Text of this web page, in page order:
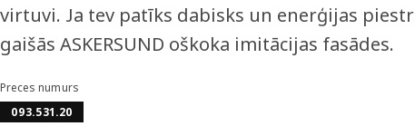
virtuvi. Ja tev patīks dabisks un enerģijas
gaišās ASKERSUND oškoka imitācijas fasādes.
Preces numurs
093.531.20